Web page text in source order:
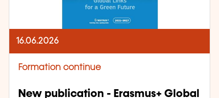
16.06.2026
Formation continue
New publication - Erasmus+ Global